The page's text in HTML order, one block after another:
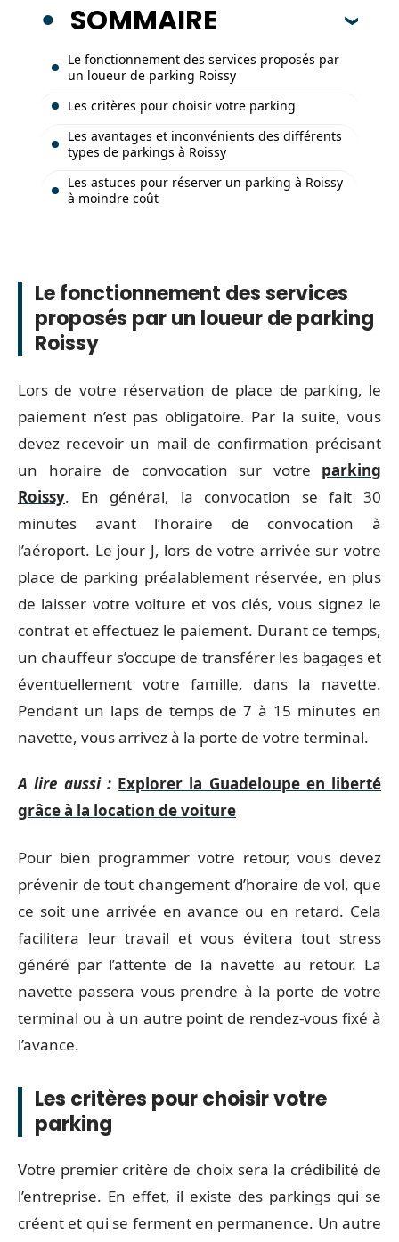
SOMMAIRE
Le fonctionnement des services proposés par
un loueur de parking Roissy
Les critères pour choisir votre parking
Les avantages et inconvénients des différents
types de parkings à Roissy
Les astuces pour réserver un parking à Roissy
à moindre coût
Le fonctionnement des services
proposés par un loueur de parking
Roissy
Lors de votre réservation de place de parking, le
paiement n’est pas obligatoire. Par la suite, vous
devez recevoir un mail de confirmation précisant
un horaire de convocation sur votre parking
Roissy. En général, la convocation se fait 30
minutes avant l’horaire de convocation à
l’aéroport. Le jour J, lors de votre arrivée sur votre
place de parking préalablement réservée, en plus
de laisser votre voiture et vos clés, vous signez le
contrat et effectuez le paiement. Durant ce temps,
un chauffeur s’occupe de transférer les bagages et
éventuellement votre famille, dans la navette.
Pendant un laps de temps de 7 à 15 minutes en
navette, vous arrivez à la porte de votre terminal.
A lire aussi : Explorer la Guadeloupe en liberté
grâce à la location de voiture
Pour bien programmer votre retour, vous devez
prévenir de tout changement d’horaire de vol, que
ce soit une arrivée en avance ou en retard. Cela
facilitera leur travail et vous évitera tout stress
généré par l’attente de la navette au retour. La
navette passera vous prendre à la porte de votre
terminal ou à un autre point de rendez-vous fixé à
l’avance.
Les critères pour choisir votre
parking
Votre premier critère de choix sera la crédibilité de
l’entreprise. En effet, il existe des parkings qui se
créent et qui se ferment en permanence. Un autre